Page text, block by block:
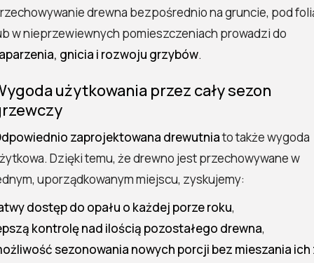
drewna bezpośrednio na gruncie, pod
w nieprzewiewnych pomieszczeniach prowadzi do
gnicia i rozwoju grzybów.
użytkowania przez cały sezon
zaprojektowana drewutniato także wygoda
Dzięki temu, że drewno jest przechowywane w
uporządkowanym miejscu, zyskujemy:
dostęp do opału o każdej porze roku,
kontrolę nad ilością pozostałego drewna,
sezonowania nowych porcji bez mieszania ich